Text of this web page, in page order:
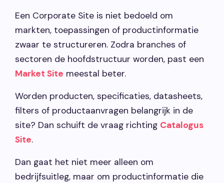
Een Corporate Site is niet bedoeld om
markten, toepassingen of productinformatie
zwaar te structureren. Zodra branches of
sectoren de hoofdstructuur worden, past een
Market Site meestal beter.
Worden producten, specificaties, datasheets,
filters of productaanvragen belangrijk in de
site? Dan schuift de vraag richting Catalogus
Site.
Dan gaat het niet meer alleen om
bedrijfsuitleg, maar om productinformatie die